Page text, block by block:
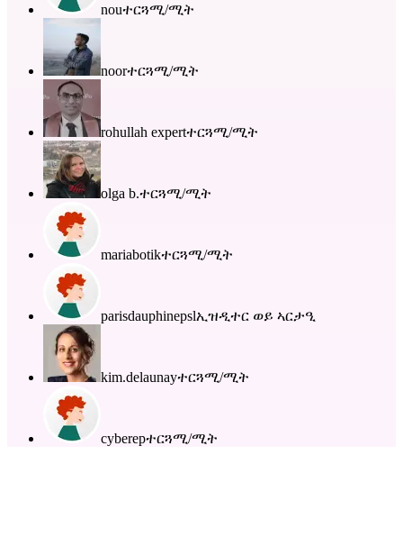
nouተርጓሚ/ሚት
noorተርጓሚ/ሚት
rohullah expertተርጓሚ/ሚት
olga b.ተርጓሚ/ሚት
mariabotikተርጓሚ/ሚት
parisdauphinepslኢዝዲተር ወይ ኣርታዒ
kim.delaunayተርጓሚ/ሚት
cyberepተርጓሚ/ሚት